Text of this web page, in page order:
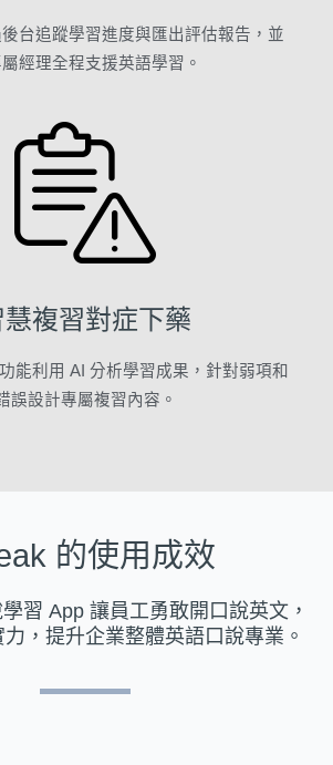
台追蹤學習進度與匯出評估報告，並
經理全程支援英語學習。
慧複習對症下藥
能利用 AI 分析學習成果，針對弱項和
誤設計專屬複習內容。
的使用成效
習 App 讓員工勇敢開口說英文，
，提升企業整體英語口說專業。